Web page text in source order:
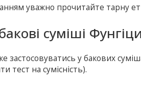
уважно прочитайте тарну
суміші
застосовуватись у бакових
тест на сумісність).